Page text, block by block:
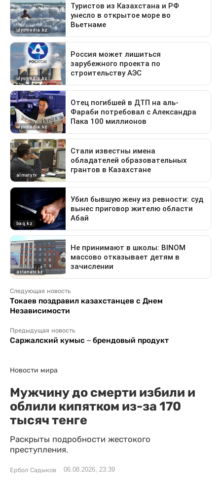
Следующая новость
Токаев поздравил казахстанцев с Днем
Независимости
Предыдущая новость
Саржалский кумыс – брендовый продукт
Новости мира
Мужчину до смерти избили и
облили кипятком из-за 170
тысяч тенге
Раскрыты подробности жестокого
преступления.
Ербол Садыков 06.08.2026, 23:39